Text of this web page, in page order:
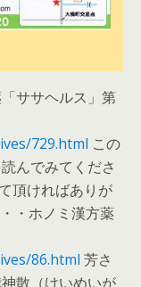
ササヘルス」第
729.html この
んでみてくださ
頂ければありが
・ホノミ漢方薬
86.html 芳さ
散（けいめいが